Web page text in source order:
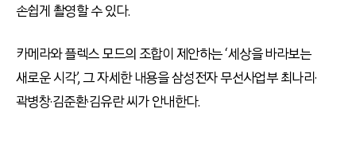
손쉽게 촬영할 수 있다.
카메라와 플렉스 모드의 조합이 제안하는 ‘세상을 바라보는
새로운 시각’, 그 자세한 내용을 삼성전자 무선사업부 최나리·
곽병창·김준환·김유란 씨가 안내한다.